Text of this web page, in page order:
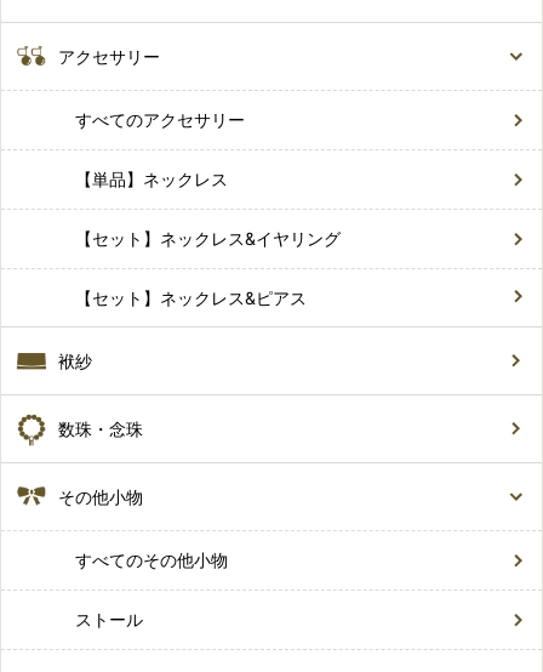
アクセサリー
すべてのアクセサリー
【単品】ネックレス
【セット】ネックレス&イヤリング
【セット】ネックレス&ピアス
袱紗
数珠・念珠
その他小物
すべてのその他小物
ストール